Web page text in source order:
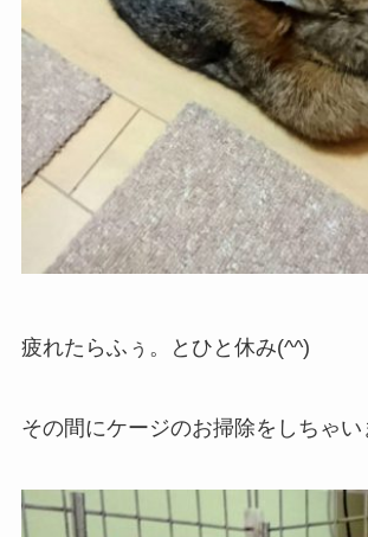
疲れたらふぅ。とひと休み(^^)
その間にケージのお掃除をしちゃい